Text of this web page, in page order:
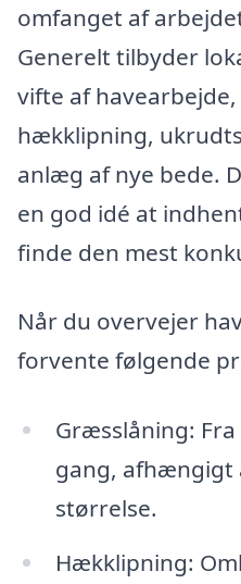
omfanget af
Generelt tilbyder
vifte af
hækklipning,
anlæg af nye bede.
en god idé at
finde den mest
Når du overvejer
forvente følgende
Græsslåning: Fra
gang, afhængigt
størrelse.
Hækklipning: